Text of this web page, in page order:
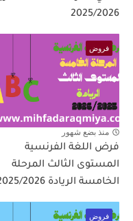
2025/2026
فروض
منذ بضع شهور
فرض اللغة الفرنسية
المستوى الثالث المرحلة
الخامسة الريادة 2025/2026
فروض